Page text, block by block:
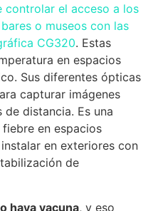
controlar el acceso a los
o museos con las
CG320. Estas
en espacios
Sus diferentes ópticas
capturar imágenes
distancia. Es una
en espacios
en exteriores con
de
haya vacuna, y eso